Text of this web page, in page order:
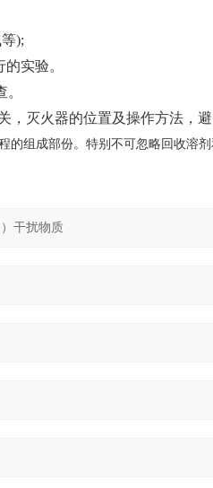
);
实验。
灭火器的位置及操作方法，
组成部份。特别不可忽略回收溶剂